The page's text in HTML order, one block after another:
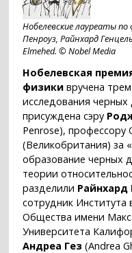
Нобелевские лауреаты по
Пенроуз, Райнхард
Elmehed. © Nobel Media
Нобелевская
физики вручена
исследования
присуждена сэру
Penrose), профессору
(Великобритания) за
образование черных
теории
разделили Райнхард
сотрудник Института
Общества имени
Университета
Андреа Гез (Andrea